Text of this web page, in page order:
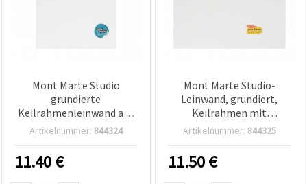
Mont Marte Studio
grundierte
Keilrahmenleinwand aus
Kiefernholz S.T. – 50 x 70
Artikelnummer: 844324
11.40€
Mont Marte Studio-
Leinwand, grundiert,
Keilrahmen mit
Spannkeilen,
60 x 60 cm
Artikelnummer: 844325
11.50€